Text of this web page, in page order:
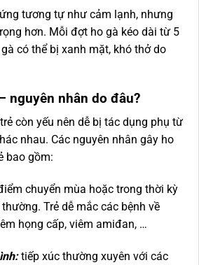
tương tự như cảm lạnh, nhưng
hơn. Mỗi đợt ho gà kéo dài từ 5
có thể bị xanh mặt, khó thở do
nguyên nhân do đâu?
còn yếu nên dễ bị tác dụng phụ từ
nhau. Các nguyên nhân gây ho
bao gồm:
chuyển mùa hoặc trong thời kỳ
Trẻ dễ mắc các bệnh về
họng cấp, viêm amiđan, …
tiếp xúc thường xuyên với các